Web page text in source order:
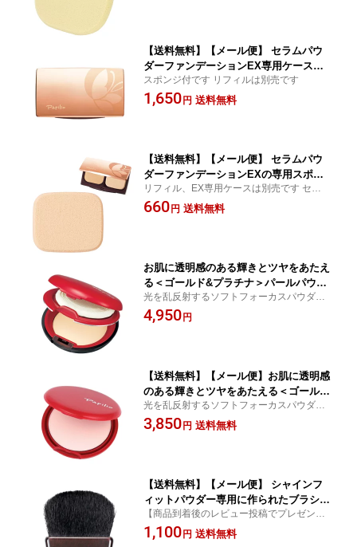
【送料無料】【メール便】 セラムパウ
ダーファンデーションEX専用ケースで
す ●Papilio パピリオ セラムパウダー
ファンデーションEX専用ケース（スポ
スポンジ付です リフィルは別売です
1,650 円 送料無料
【送料無料】【メール便】 セラムパウ
ダーファンデーションEXの専用スポン
ジです ●Papilio パピリオ セラムパウ
ダーファンデーションEX専用スポンジ
リフィル、EX専用ケースは別売です セラム
パウダーファンデーションEXのケース・リ
フィル（別売）と一緒にご使用ください
660 円 送料無料
お肌に透明感のある輝きとツヤをあたえ
る＜ゴールド&プラチナ＞パールパウダ
ー配合●Papilio パピリオ シャインフ
ィットパウダー 3点セット
光を乱反射するソフトフォーカスパウダー
配合で自然な輝きとツヤを実現
4,950 円
【送料無料】【メール便】お肌に透明感
のある輝きとツヤをあたえる＜ゴールド
&プラチナ＞パールパウダー配合のプレ
ストパ●Papilio パピリオ シャインフ
光を乱反射するソフトフォーカスパウダー
配合で自然な輝きとツヤを実現
3,850 円 送料無料
【送料無料】【メール便】 シャインフ
ィットパウダー専用に作られたブラシで
す ●Papilio パピリオ シャインフィット
パウダー 専用ブラシ
【商品到着後のレビュー投稿でプレゼン
ト！】シャインフィットパウダー専用に作
られたブラシです
1,100 円 送料無料